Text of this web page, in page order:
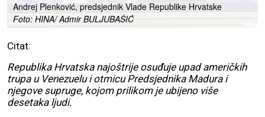
Andrej Plenković, predsjednik Vlade Republike Hrvatske
Foto: HINA/ Admir BULJUBAŠIĆ
Citat:
Republika Hrvatska najoštrije osuđuje upad američkih
trupa u Venezuelu i otmicu Predsjednika Madura i
njegove supruge, kojom prilikom je ubijeno više
desetaka ljudi.